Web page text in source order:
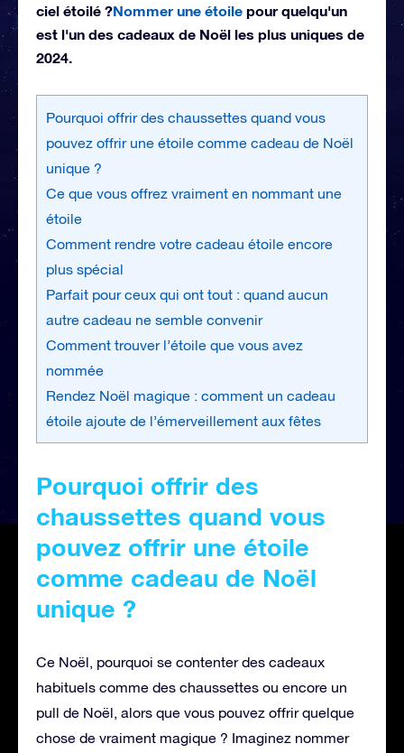
ciel étoilé ?Nommer une étoile pour quelqu'un
est l'un des cadeaux de Noël les plus uniques de
2024.
Pourquoi offrir des chaussettes quand vous
pouvez offrir une étoile comme cadeau de Noël
unique ?
Ce que vous offrez vraiment en nommant une
étoile
Comment rendre votre cadeau étoile encore
plus spécial
Parfait pour ceux qui ont tout : quand aucun
autre cadeau ne semble convenir
Comment trouver l’étoile que vous avez
nommée
Rendez Noël magique : comment un cadeau
étoile ajoute de l’émerveillement aux fêtes
Pourquoi offrir des
chaussettes quand vous
pouvez offrir une étoile
comme cadeau de Noël
unique ?
Ce Noël, pourquoi se contenter des cadeaux
habituels comme des chaussettes ou encore un
pull de Noël, alors que vous pouvez offrir quelque
chose de vraiment magique ? Imaginez nommer